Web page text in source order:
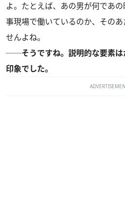
よ。たとえば、あの男が何であ
事現場で働いているのか、その
せんよね。
──そうですね。説明的な要素は
印象でした。